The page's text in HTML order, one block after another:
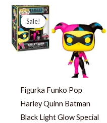
Sale!
Sale!
Figurka Funko Pop
Harley Quinn Batman
Black Light Glow Special
Pierwotna
wynosiła:
214,23 zł.
wynosi:
164,79 zł.